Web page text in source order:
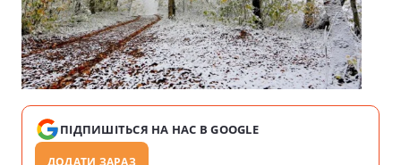
ПІДПИШІТЬСЯ НА НАС В GOOGLE
ДОДАТИ ЗАРАЗ